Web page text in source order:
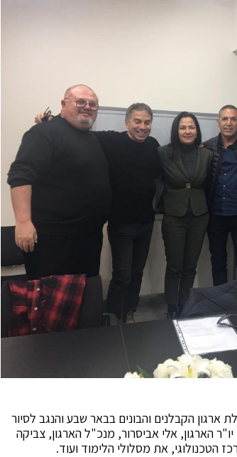
הקבלנים והבונים בבאר שבע והנגב לסיור
הארגון, אלי אביסרור, מנכ"ל הארגון, צביקה
הטכנולוגי, את מסלולי הלימוד ועוד.